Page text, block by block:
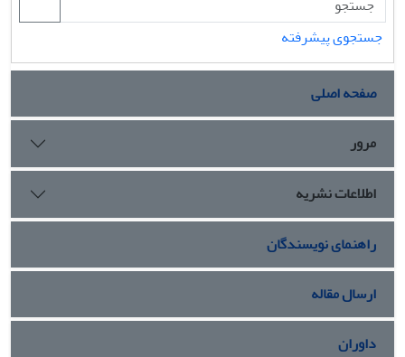
جستجوی پیشرفته
صفحه اصلی
مرور
اطلاعات نشریه
راهنمای نویسندگان
ارسال مقاله
داوران